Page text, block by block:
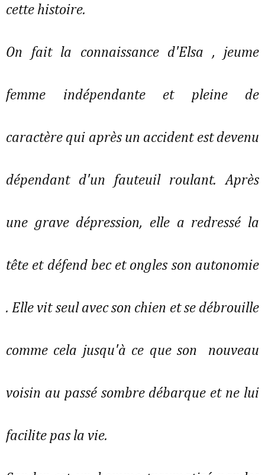
cette histoire.
On fait la connaissance d'Elsa , jeume
femme indépendante et pleine de
caractère qui après un accident est devenu
dépendant d'un fauteuil roulant. Après
une grave dépression, elle a redressé la
tête et défend bec et ongles son autonomie
. Elle vit seul avec son chien et se débrouille
comme cela jusqu'à ce que son nouveau
voisin au passé sombre débarque et ne lui
facilite pas la vie.